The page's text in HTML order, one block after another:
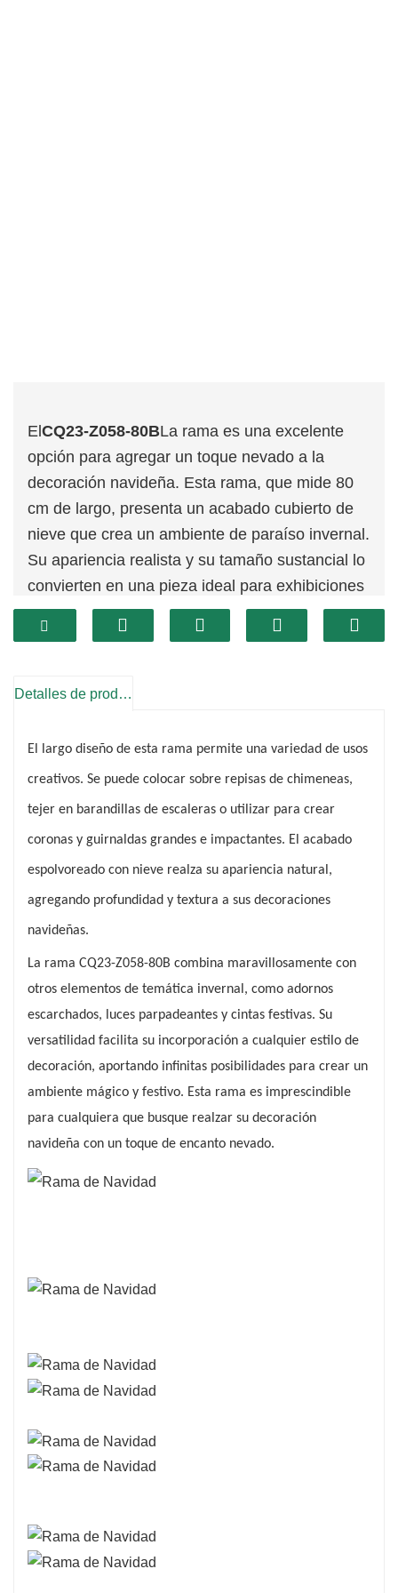
ElCQ23-Z058-80BLa rama es una excelente
opción para agregar un toque nevado a la
decoración navideña. Esta rama, que mide 80
cm de largo, presenta un acabado cubierto de
nieve que crea un ambiente de paraíso invernal.
Su apariencia realista y su tamaño sustancial lo
convierten en una pieza ideal para exhibiciones
impactantes y llamativas.
Diseñada para brindar durabilidad, la sucursal
varias temporadas navideñas. El efecto nevado
convirtiéndola en una pieza versátil que
tradicionales como modernos. Ya sea que se
use en coronas, guirnaldas o como parte de un
gran centro de mesa, esta rama proporciona un
tema invernal cohesivo y elegante.
Detalles de producto
El largo diseño de esta rama permite una variedad de usos
creativos. Se puede colocar sobre repisas de chimeneas,
tejer en barandillas de escaleras o utilizar para crear
coronas y guirnaldas grandes e impactantes. El acabado
espolvoreado con nieve realza su apariencia natural,
agregando profundidad y textura a sus decoraciones
navideñas.
La rama CQ23-Z058-80B combina maravillosamente con
otros elementos de temática invernal, como adornos
escarchados, luces parpadeantes y cintas festivas. Su
versatilidad facilita su incorporación a cualquier estilo de
decoración, aportando infinitas posibilidades para crear un
ambiente mágico y festivo. Esta rama es imprescindible
para cualquiera que busque realzar su decoración
navideña con un toque de encanto nevado.